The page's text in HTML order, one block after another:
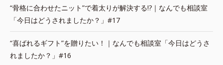
“骨格に合わせたニット”で着太りが解決する!?｜なんでも相談室
「今日はどうされましたか？」#17
“喜ばれるギフト”を贈りたい！｜なんでも相談室「今日はどうさ
れましたか？」#16